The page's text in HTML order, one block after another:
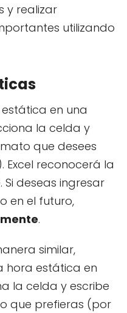
y realizar
utilizando
en una
la celda y
que desees
Excel reconocerá la
deseas ingresar
en el futuro,
.
similar,
hora estática en
la celda y escribe
que prefieras (por